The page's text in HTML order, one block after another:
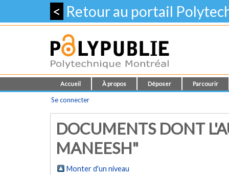
< Retour au portail
Accueil À propos Déposer Parcourir
Se connecter
DOCUMENTS DONT
MANEESH"
Monter d'un niveau